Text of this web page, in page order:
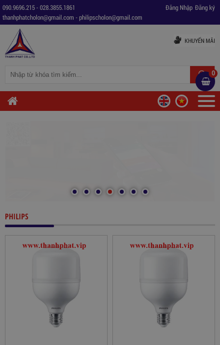
090.9696.215- 028.3855.1861
thanhphatcholon@gmail.com - philipscholon@gmail.com
Đăng ký
Đăng Nhập
KHUYẾN MÃI
0
PHILIPS